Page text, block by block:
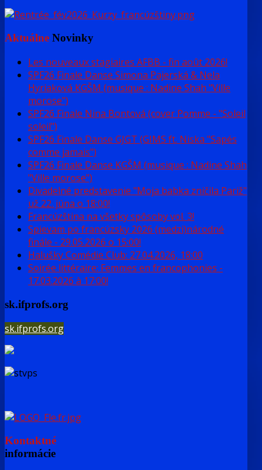
Aktuálne Novinky
Les nouveaux stagiaires AFBB - fin août 2026!
SPF26 Finale Danse Simona Pajerská & Nela
Hyriaková KGŠM (musique : Nadine Shah "Ville
morose")
SPF26 Finale Nina Bontová (cover Pomme - "Soleil
soleil")
SPF26 Finale Danse GJGT (GIMS ft. Niska "Sapés
comme jamais")
SPF26 Finale Danse KGŠM (musique : Nadine Shah
"Ville morose")
Divadelné predstavenie "Moja babka zničila Pariž"
už 22. júna o 18:00!
Francúzština na všetky spôsoby vol. 3!
Spievam po francúzsky 2026 (medzi)národné
finále - 29.05.2026 o 15:00!
Halušky Comédie Club: 27.04.2026, 18:00
Soirée littéraire: Femmes en francophonies -
17.03.2026 à 17:00!
sk.ifprofs.org
sk.ifprofs.org
Kontaktné
informácie